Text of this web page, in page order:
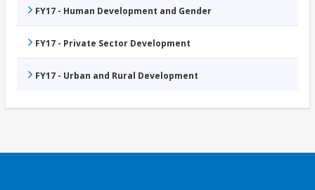
FY17 - Human Development and Gender
FY17 - Private Sector Development
FY17 - Urban and Rural Development